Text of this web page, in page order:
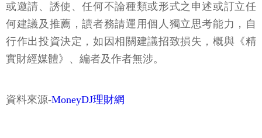
或邀請、誘使、任何不論種類或形式之申述或訂立任
何建議及推薦，讀者務請運用個人獨立思考能力，自
行作出投資決定，如因相關建議招致損失，概與《精
實財經媒體》、編者及作者無涉。
資料來源-MoneyDJ理財網